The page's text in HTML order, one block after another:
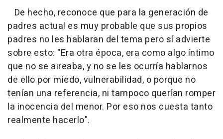
De hecho, reconoce que para la generación de
padres actual es muy probable que sus propios
padres no les hablaran del tema pero sí advierte
sobre esto: "Era otra época, era como algo íntimo
que no se aireaba, y no se les ocurría hablarnos
de ello por miedo, vulnerabilidad, o porque no
tenían una referencia, ni tampoco querían romper
la inocencia del menor. Por eso nos cuesta tanto
realmente hacerlo".